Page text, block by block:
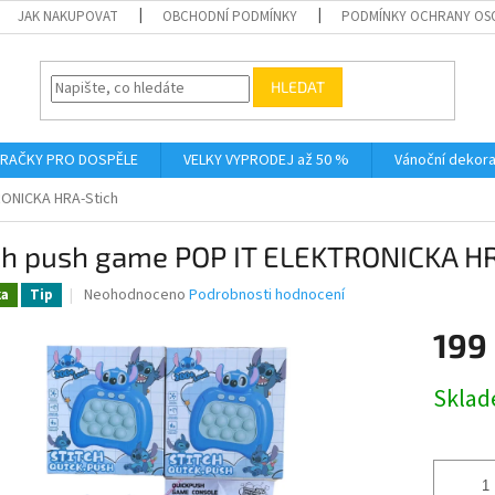
JAK NAKUPOVAT OBCHODNÍ PODMÍNKY PODMÍNKY OCHRANY
HLEDAT
PRO DOSPĚLE VELKY VYPRODEJ až 50 % Vánoční
HRA-Stich
push game POP IT ELEKTRONICKA
Tip
Průměrné
0,0
z
5
hvězdiček.
Neohodnoceno Podrobnosti hodnocení
199
cena: